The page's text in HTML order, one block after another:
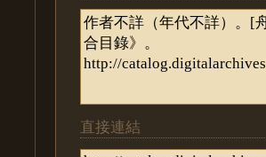
直接連結